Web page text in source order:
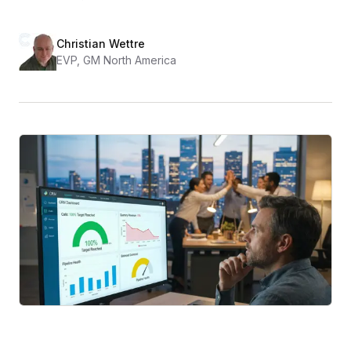
Christian Wettre
EVP, GM North America